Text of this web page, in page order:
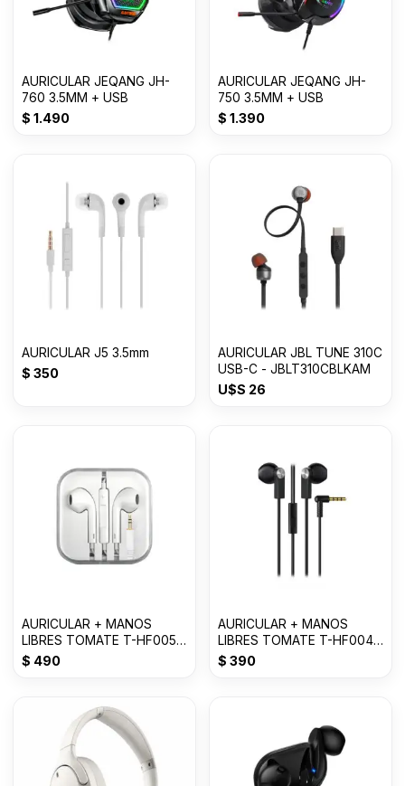
AURICULAR JEQANG JH-
760 3.5MM + USB
$ 1.490
AURICULAR JEQANG JH-
750 3.5MM + USB
$ 1.390
AURICULAR J5 3.5mm
$ 350
AURICULAR JBL TUNE 310C
USB-C - JBLT310CBLKAM
U$S 26
AURICULAR + MANOS
LIBRES TOMATE T-HF005
3.5mm
$ 490
AURICULAR + MANOS
LIBRES TOMATE T-HF004
3.5mm
$ 390